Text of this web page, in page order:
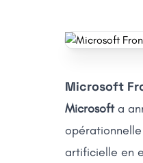
Microsoft
Microsofta
artificielle en